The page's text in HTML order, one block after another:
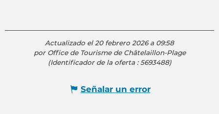
Actualizado el 20 febrero 2026 a 09:58
por Office de Tourisme de Châtelaillon-Plage
(Identificador de la oferta :5693488)
Señalar un error